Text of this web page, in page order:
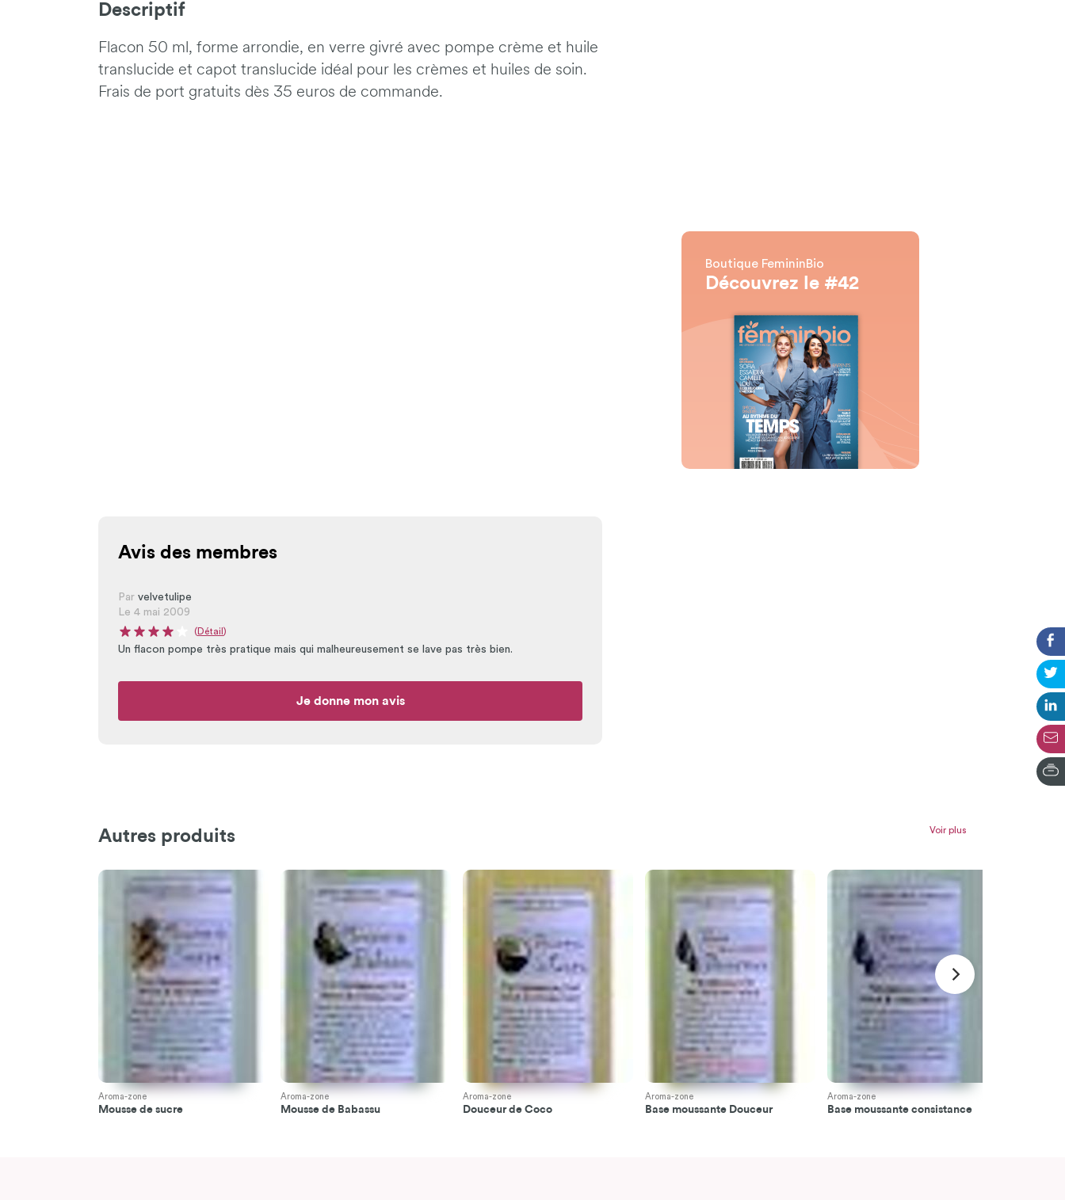
Boutique FemininBio
Découvrez le #42
Descriptif
Flacon 50 ml, forme arrondie, en verre givré avec pompe crème et huile
translucide et capot translucide idéal pour les crèmes et huiles de soin.
Frais de port gratuits dès 35 euros de commande.
Avis des membres
Par velvetulipe
Le 4 mai 2009
Note moyenne du produit : 4 sur 5
(Détail )
Un flacon pompe très pratique mais qui malheureusement se lave pas très bien.
Je donne mon avis
Autres produits Voir plus
Aroma-zone
Mousse de sucre
Aroma-zone
Mousse de Babassu
Aroma-zone
Douceur de Coco
Aroma-zone
Base moussante Douceur
Aroma-zone
Base moussante consistance